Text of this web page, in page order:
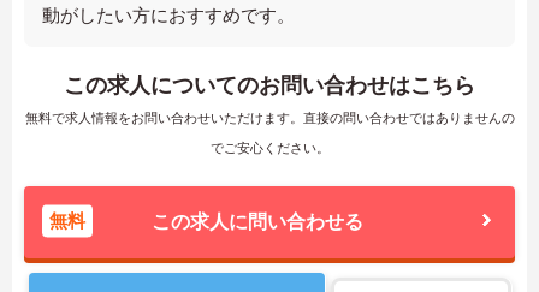
動がしたい方におすすめです。
この求人についてのお問い合わせはこちら
無料で求人情報をお問い合わせいただけます。直接の問い合わせではありませんの
でご安心ください。
無料 この求人に問い合わせる